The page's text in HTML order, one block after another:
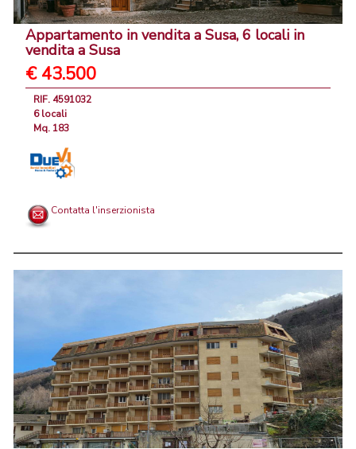
Appartamento in vendita a Susa, 6 locali in
vendita a Susa
€ 43.500
RIF. 4591032
6 locali
Mq. 183
Contatta l'inserzionista